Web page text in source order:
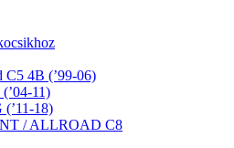
C5 4B (’99-06)
11)
(’11-18)
/ ALLROAD C8